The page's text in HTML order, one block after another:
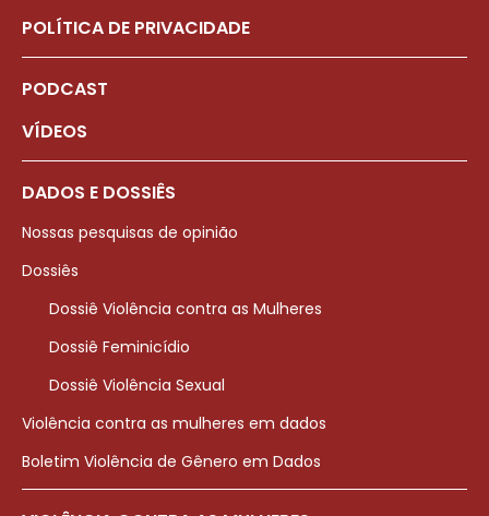
POLÍTICA DE PRIVACIDADE
PODCAST
VÍDEOS
DADOS E DOSSIÊS
Nossas pesquisas de opinião
Dossiês
Dossiê Violência contra as Mulheres
Dossiê Feminicídio
Dossiê Violência Sexual
Violência contra as mulheres em dados
Boletim Violência de Gênero em Dados